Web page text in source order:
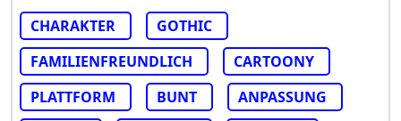
CHARAKTER
GOTHIC
FAMILIENFREUNDLICH
CARTOONY
PLATTFORM
BUNT
ANPASSUNG